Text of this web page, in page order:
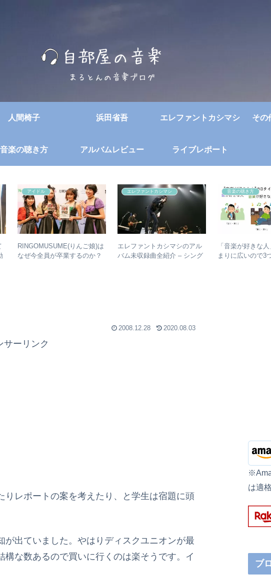
人間椅子 浜田省吾 エレファントカシマシ その
音楽の聴き方 アルバムレビュー ライブレポート
アイドル
RINGOMUSUME(りんご娘)は
なぜ今全員が卒業するのか？
エレファントカシマシ
エレファントカシマシのアル
バム未収録曲全紹介 – シング
音楽の聴き方
「音楽が好きな
まりに広いので3
2008.12.28 2020.08.03
サーリンク
レポートの案を考えたり、と学生は宿題に頭
出ていました。やはりディスクユニオンが最
な数あるので買いに行くのは楽そうです。イ
は適
ブ